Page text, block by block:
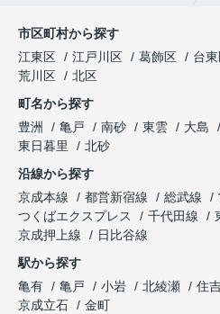
市区町村から探す
江東区
江戸川区 葛飾区 台
荒川区
北区
町名から探す
豊洲
亀戸 南砂 東雲 大島
東日暮里
北砂
沿線から探す
京成本線
都営新宿線 総武線
つくばエクスプレス
千代田線
京成押上線
日比谷線
駅から探す
亀有
亀戸 小岩 北綾瀬 住
京成立石
金町